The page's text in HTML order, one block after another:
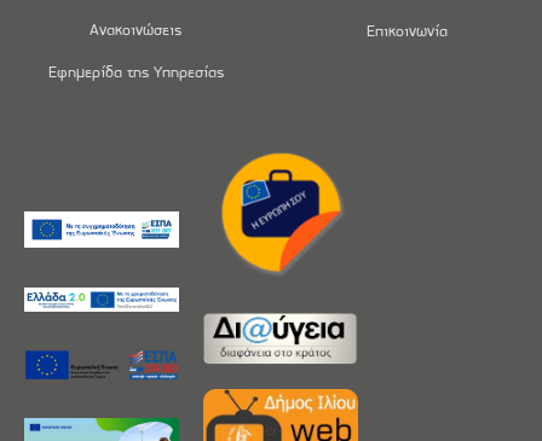
Ανακοινώσεις
Εφημερίδα της Υπηρεσίας
Επικοινωνία